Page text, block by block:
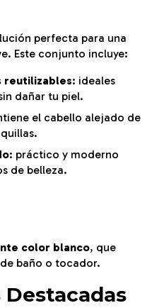
perfecta para una
Este conjunto incluye:
reutilizables: ideales
dañar tu piel.
el cabello alejado de
: práctico y moderno
de belleza.
color blanco, que
baño o tocador.